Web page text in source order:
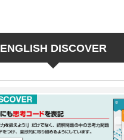
ENGLISH DISCOVER